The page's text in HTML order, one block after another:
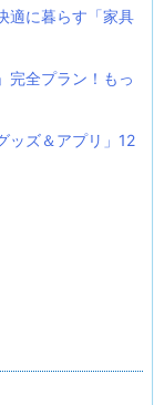
適に暮らす「家具
完全プラン！もっ
ッズ＆アプリ」12